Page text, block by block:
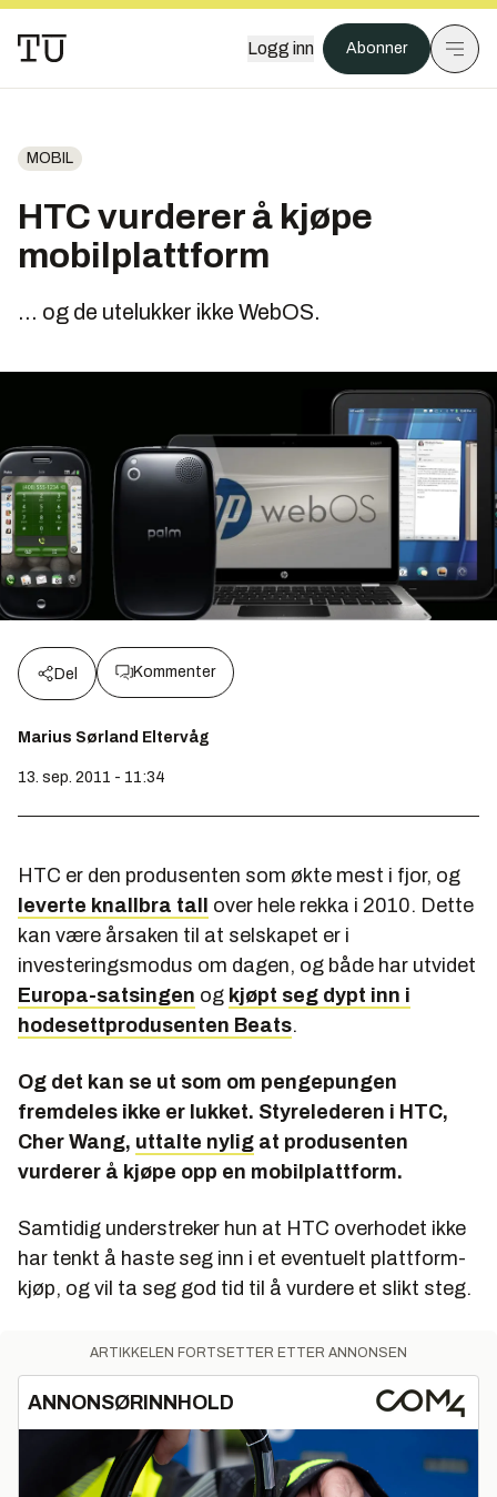
Logg inn Abonner
MOBIL
HTC vurderer å kjøpe
mobilplattform
... og de utelukker ikke WebOS.
Del Kommenter
Marius Sørland Eltervåg
13. sep. 2011 - 11:34
HTC er den produsenten som økte mest i fjor, og
leverte knallbra tall
over hele rekka i 2010. Dette
kan være årsaken til at selskapet er i
investeringsmodus om dagen, og både har utvidet
Europa-satsingen og kjøpt seg dypt inn i
hodesettprodusenten Beats.
Og det kan se ut som om pengepungen
fremdeles ikke er lukket. Styrelederen i HTC,
Cher Wang, uttalte nylig at produsenten
vurderer å kjøpe opp en mobilplattform.
Samtidig understreker hun at HTC overhodet ikke
har tenkt å haste seg inn i et eventuelt plattform-
kjøp, og vil ta seg god tid til å vurdere et slikt steg.
ARTIKKELEN FORTSETTER ETTER ANNONSEN
ANNONSØRINNHOLD